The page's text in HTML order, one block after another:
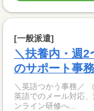
[一般派遣]
＼扶養内・週
のサポート事
＼英語つかう事務／ （お仕事内容） ・会議の日程調整、招集連絡 ・
英語でのメール対応
ンライン研修へ...